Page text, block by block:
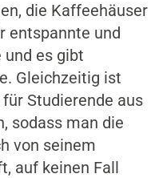
die Kaffeehäuser
entspannte und
es gibt
Gleichzeitig ist
Studierende aus
sodass man die
von seinem
auf keinen Fall